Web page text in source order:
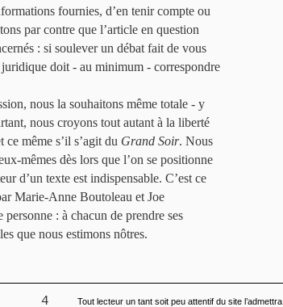
fournies, d’en tenir compte ou
par contre que l’article en question
: si soulever un débat fait de vous
juridique doit - au minimum - correspondre
nous la souhaitons même totale - y
nous croyons tout autant à la liberté
même s’il s’agit du Grand Soir. Nous
mêmes dès lors que l’on se positionne
d’un texte est indispensable. C’est ce
Marie-Anne Boutoleau et Joe
: à chacun de prendre ses
que nous estimons nôtres.
4
Tout lecteur un tant soit peu attentif du site l’admettra